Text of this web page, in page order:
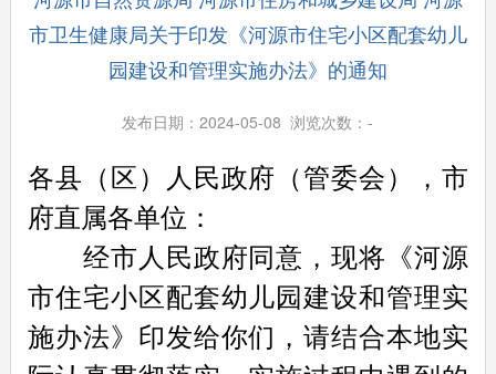
市卫生健康局关于印发《河源市住宅小区配套幼儿
园建设和管理实施办法》的通知
发布日期：2024-05-08 浏览次数：-
各县（区）人民政府（管委会），市
府直属各单位：
经市人民政府同意，现将《河源
市住宅小区配套幼儿园建设和管理实
施办法》印发给你们，请结合本地实